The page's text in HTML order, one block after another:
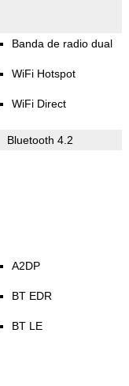
Banda de radio dual
WiFi Hotspot
WiFi Direct
Bluetooth 4.2
A2DP
BT EDR
BT LE